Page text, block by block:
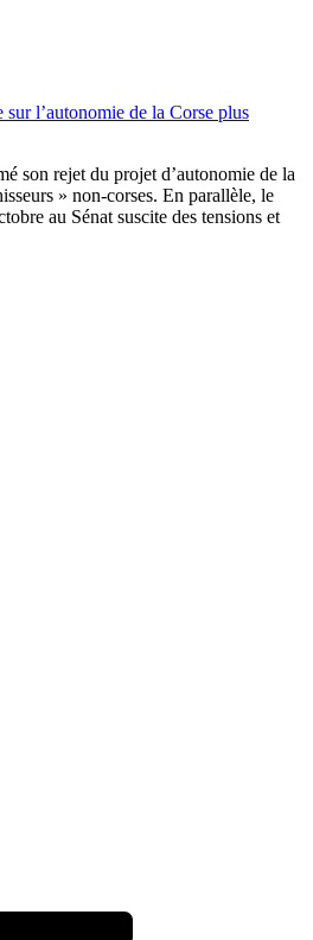
l’autonomie de la Corse plus
son rejet du projet d’autonomie de la
» non-corses. En parallèle, le
au Sénat suscite des tensions et